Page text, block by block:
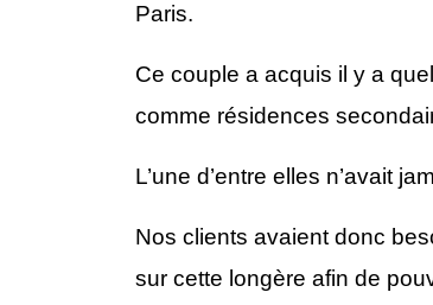
Paris.
Ce couple a acquis il y a
comme résidences
L’une d’entre elles n’avait
Nos clients avaient donc
sur cette longère afin de